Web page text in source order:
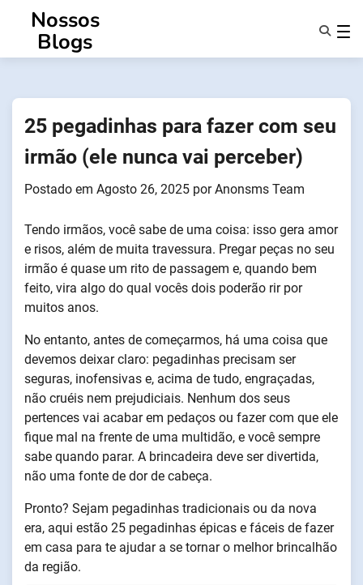
SaltarNossos
Blogs
Sobre Nós
25 pegadinhas para fazer com seu
irmão (ele nunca vai perceber)
Postado em Agosto 26, 2025 porAnonsms Team
Tendo irmãos, você sabe de uma coisa: isso gera amor
e risos, além de muita travessura. Pregar peças no seu
irmão é quase um rito de passagem e, quando bem
feito, vira algo do qual vocês dois poderão rir por
muitos anos.
No entanto, antes de começarmos, há uma coisa que
devemos deixar claro: pegadinhas precisam ser
seguras, inofensivas e, acima de tudo, engraçadas,
não cruéis nem prejudiciais. Nenhum dos seus
pertences vai acabar em pedaços ou fazer com que ele
fique mal na frente de uma multidão, e você sempre
sabe quando parar. A brincadeira deve ser divertida,
não uma fonte de dor de cabeça.
Pronto? Sejam pegadinhas tradicionais ou da nova
era, aqui estão 25 pegadinhas épicas e fáceis de fazer
em casa para te ajudar a se tornar o melhor brincalhão
da região.